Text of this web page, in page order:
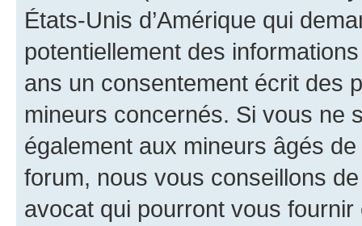
États-Unis d’Amérique qui
potentiellement des
ans un consentement écrit des
mineurs concernés. Si vous ne
également aux mineurs âgés
forum, nous vous conseillons
avocat qui pourront vous